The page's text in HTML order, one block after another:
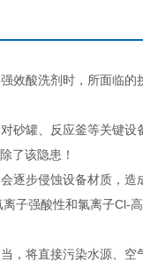
效酸洗剂时，所面临的
砂罐、反应釜等关键
了该隐患！
逐步侵蚀设备材质，
子强酸性和氯离子Cl-高
，将直接污染水源、空